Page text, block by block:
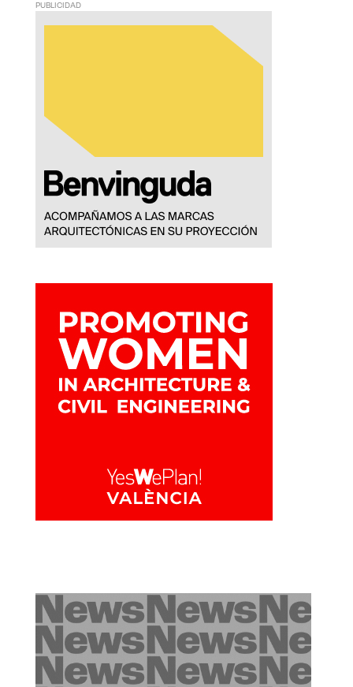
PUBLICIDAD